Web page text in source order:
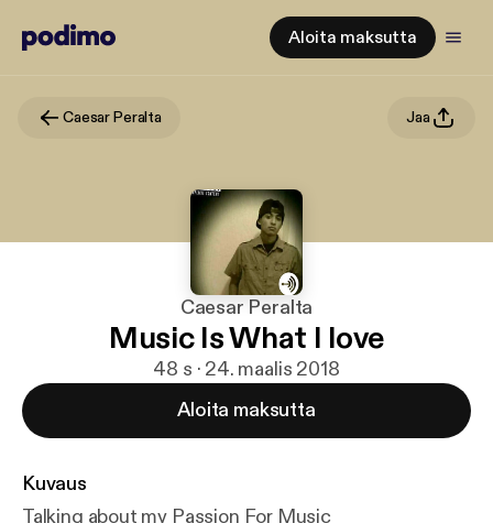
Aloita maksutta
Caesar Peralta Jaa
Caesar Peralta
Music Is What I love
48 s · 24. maalis 2018
Aloita maksutta
Kuvaus
Talking about my Passion For Music